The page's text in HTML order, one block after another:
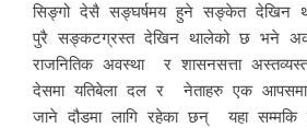
सिङ्गो देसै सङ्घर्षमय हुने सङ्केत देखिन
पुरै सङ्कटग्रस्त देखिन थालेको छ भने
राजनितिक अवस्था र शासनसत्ता
देसमा यतिबेला दल र नेताहरु एक आपसमा
जाने दौडमा लागि रहेका छन् यहा सम्मकि